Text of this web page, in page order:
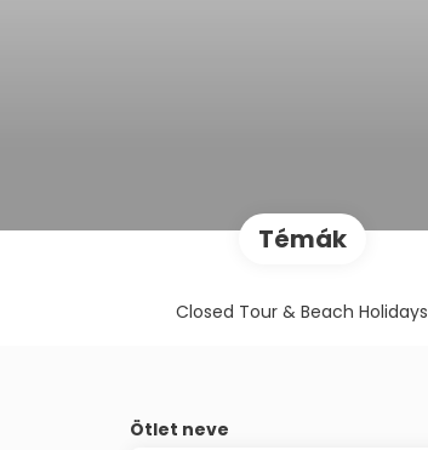
Témák
Closed Tour & Beach Holidays
Ötlet neve